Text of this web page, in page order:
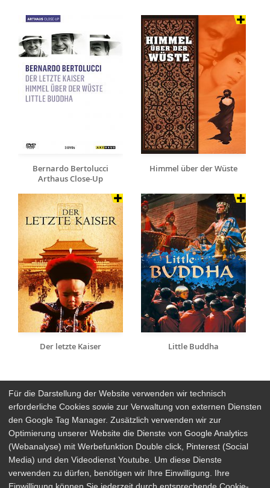
Bernardo Bertolucci
Arthaus Close-Up
Himmel über der Wüste
Der letzte Kaiser Little Buddha
Arthaus Stores
Social Media
Detailsuche Impressum
Für die Darstellung der Website verwenden wir technisch
erforderliche Cookies sowie zur Verwaltung von externen Diensten
den Google Tag Manager. Zusätzlich verwenden wir zur
Optimierung unserer Website die Dienste von Google Analytics
(Webanalyse) mit Werbefunktion Double click, Pinterest (Social
Media) und den Videodienst Youtube. Um diese Dienste
verwenden zu dürfen, benötigen wir Ihre Einwilligung. Ihre